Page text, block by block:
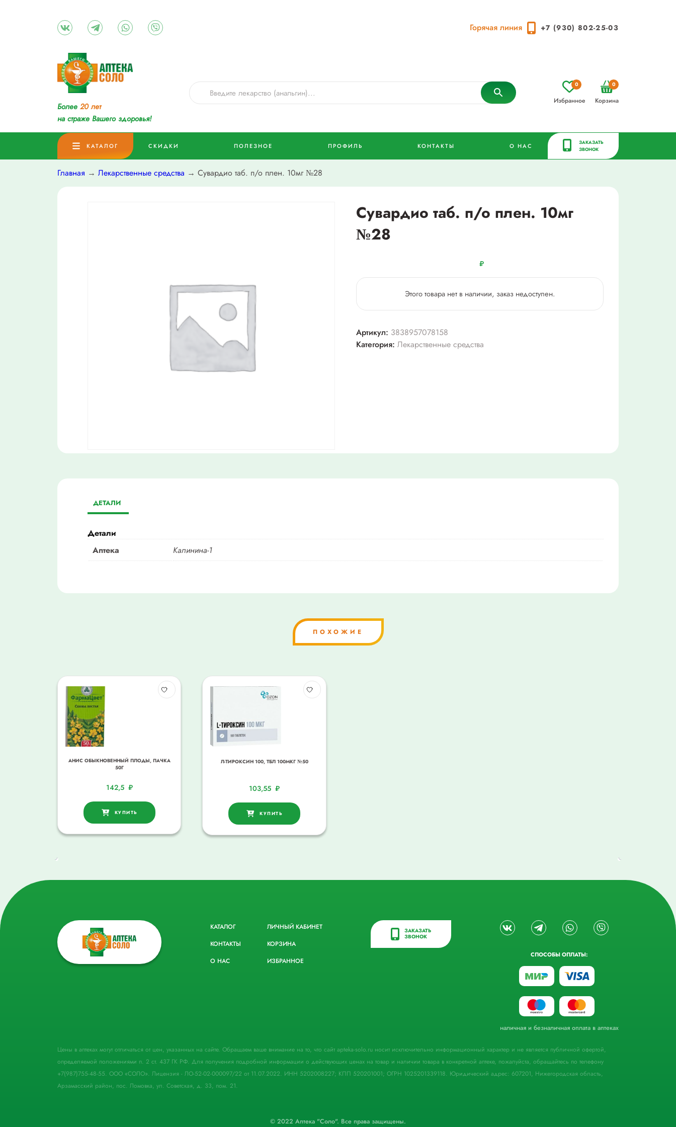
Горячая линия +7 (930) 802-25-03
Более 20 лет
на страже Вашего здоровья!
Избранное
0
Корзина
0
КАТАЛОГ СКИДКИ ПОЛЕЗНОЕ ПРОФИЛЬ КОНТАКТЫ О НАС
ЗАКАЗАТЬ
ЗВОНОК
Главная → Лекарственные средства → Сувардио таб. п/о плен. 10мг №28
Сувардио таб. п/о плен. 10мг
№28
₽
Этого товара нет в наличии, заказ недоступен.
Артикул: 3838957078158
Категория: Лекарственные средства
ДЕТАЛИ
Детали
Аптека
Калинина-1
ПОХОЖИЕ
АНИС ОБЫКНОВЕННЫЙ ПЛОДЫ, ПАЧКА
50Г
142,5 ₽
КУПИТЬ
Л-ТИРОКСИН 100, ТБЛ 100МКГ №50
103,55 ₽
КУПИТЬ
КАТАЛОГ
КОНТАКТЫ
О НАС
ЛИЧНЫЙ КАБИНЕТ
КОРЗИНА
ИЗБРАННОЕ
ЗАКАЗАТЬ
ЗВОНОК
СПОСОБЫ ОПЛАТЫ:
наличная и безналичная оплата в аптеках
Цены в аптеках могут отличаться от цен, указанных на сайте. Обращаем ваше внимание на то, что сайт apteka-solo.ru носит исключительно информационный характер и не является публичной офертой,
определяемой положениями п. 2 ст. 437 ГК РФ. Для получения подробной информации о действующих ценах на товар и наличии товара в конкретной аптеке, пожалуйста, обращайтесь по телефону
+7(987)755-48-55. ООО «СОЛО». Лицензия - ЛО-52-02-000097/22 от 11.07.2022. ИНН 5202008227; КПП 520201001; ОГРН 1025201339118. Юридический адрес: 607201, Нижегородская область,
Арзамасский район, пос. Ломовка, ул. Советская, д. 33, пом. 21.
© 2022 Аптека "Соло". Все права защищены.